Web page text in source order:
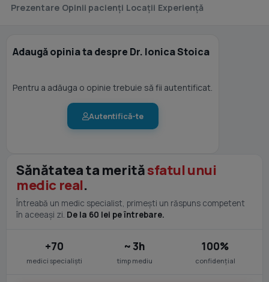
Prezentare Opinii pacienți Locații Experiență
Adaugă opinia ta despre Dr. Ionica Stoica
Pentru a adăuga o opinie trebuie să fii autentificat.
Autentifică-te
Sănătatea ta merităsfatul unui
medic real.
Întreabă un medic specialist, primești un răspuns competent
în aceeași zi. De la 60 lei pe întrebare.
+70
medici specialiști
~ 3h
timp mediu
100%
confidențial